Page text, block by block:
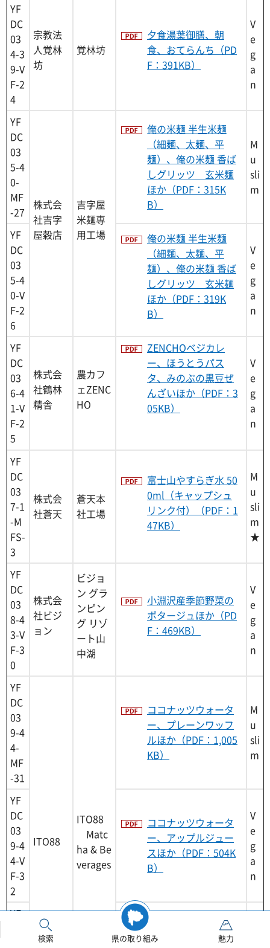
検索 県の取り組み 魅力
YF
DC
03
4-3
9-V
F-2
4
宗教法
人覚林
坊
覚林坊
夕食湯葉御膳、朝
食、おてらんち（PD
F：391KB）
V
e
g
a
n
YF
DC
03
5-4
0-
MF
-27
株式会
社吉字
屋穀店
吉字屋
米麺専
用工場
俺の米麺 半生米麺
（細麺、太麺、平
麺）、俺の米麺 香ば
しグリッツ 玄米麺
ほか（PDF：315K
B）
M
u
sli
m
YF
DC
03
5-4
0-V
F-2
6
俺の米麺 半生米麺
（細麺、太麺、平
麺）、俺の米麺 香ば
しグリッツ 玄米麺
ほか（PDF：319K
B）
V
e
g
a
n
YF
DC
03
6-4
1-V
F-2
5
株式会
社鶴林
精舎
農カフ
ェZENC
HO
ZENCHOベジカレ
ー、ほうとうパス
タ、みのぶの黒豆ぜ
んざいほか（PDF：3
05KB）
V
e
g
a
n
YF
DC
03
7-1
-M
FS-
3
株式会
社蒼天
蒼天本
社工場
富士山やすらぎ水 50
0ml（キャップシュ
リンク付）（PDF：1
47KB）
M
u
sli
m
★
YF
DC
03
8-4
3-V
F-3
0
株式会
社ビジ
ョン
ビジョ
ン グラ
ンピン
グ リゾ
ート山
中湖
小淵沢産季節野菜の
ポタージュほか（PD
F：469KB）
V
e
g
a
n
YF
DC
03
9-4
4-
MF
-31
ITO88
ITO88
Matc
ha & Be
verages
ココナッツウォータ
ー、プレーンワッフ
ルほか（PDF：1,005
KB）
M
u
sli
m
YF
DC
03
9-4
4-V
F-3
2
ココナッツウォータ
ー、アップルジュー
スほか（PDF：504K
B）
V
e
g
a
n
YF
UPBEET!ドーナツ プ